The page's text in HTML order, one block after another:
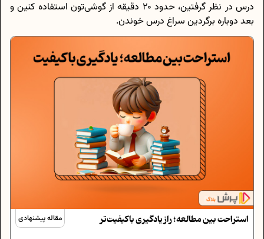
درس در نظر گرفتین، حدود 20 دقیقه از گوشی‌تون استفاده کنین و
بعد دوباره برگردین سراغ درس خوندن.
مقاله پیشنهادی استراحت بین مطالعه؛ راز یادگیری باکیفیت‌تر